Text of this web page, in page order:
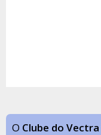
O Clube do Vectra